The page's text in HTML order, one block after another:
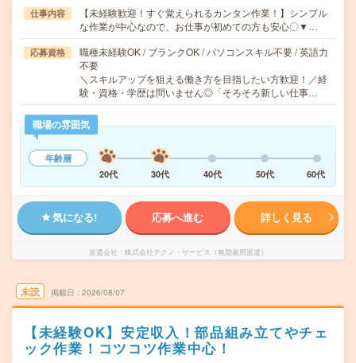
仕事内容
【未経験歓迎！すぐ覚えられるカンタン作業！】シンプル
な作業が中心なので、お仕事が初めての方も安心〇▼…
応募資格
職種未経験OK / ブランクOK / パソコンスキル不要 / 英語力
不要
＼スキルアップを狙える働き方を目指したい方歓迎！／経
験・資格・学歴は問いません◎「そろそろ新しい仕事…
職場の雰囲気
年齢層
20代
30代 40代 50代 60代
気になる! 応募へ進む 詳しく見る
派遣会社 株式会社テクノ・サービス（無期雇用派遣）
未読 掲載日 2026/08/07
【未経験OK】安定収入！部品組み立てやチェ
ック作業！コツコツ作業中心！